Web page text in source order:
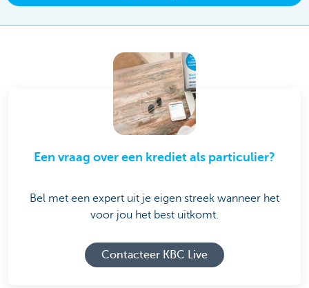
Een vraag over een krediet als particulier?
Bel met een expert uit je eigen streek wanneer het
voor jou het best uitkomt.
Contacteer KBC Live